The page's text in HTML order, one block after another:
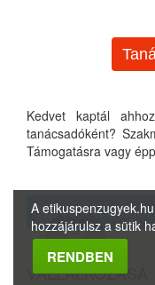
Kedvet kaptál
tanácsadóként?
Támogatásra vagy
Szívesen
A
hozzájárulsz a sütik
RENDBEN